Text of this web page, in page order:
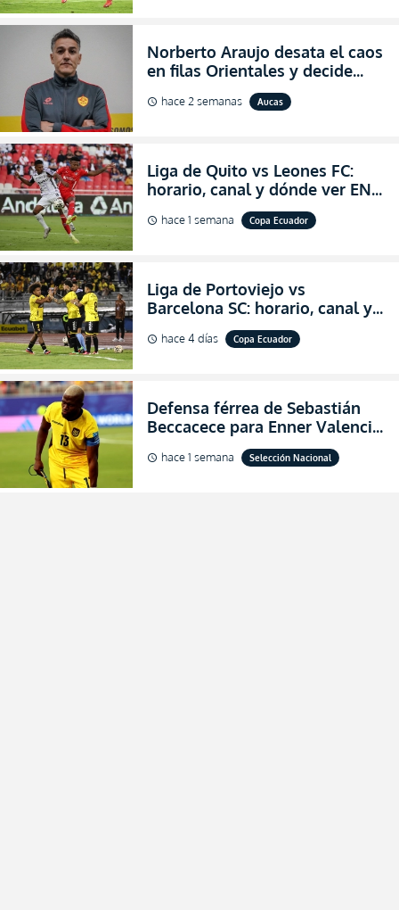
Norberto Araujo desata el caos
en filas Orientales y decide
abandonar la dirección técnica
de Aucas
schedule hace 2 semanas Aucas
Liga de Quito vs Leones FC:
horario, canal y dónde ver EN
VIVO los octavos de final de la
Copa Ecuador 2026
schedule hace 1 semana Copa Ecuador
Liga de Portoviejo vs
Barcelona SC: horario, canal y
dónde ver EN VIVO los octavos
de final de la Copa Ecuador
schedule hace 4 días Copa Ecuador
Defensa férrea de Sebastián
Beccacece para Enner Valencia
al indicar que era el hombre
indicado para Ecuador
schedule hace 1 semana Selección Nacional